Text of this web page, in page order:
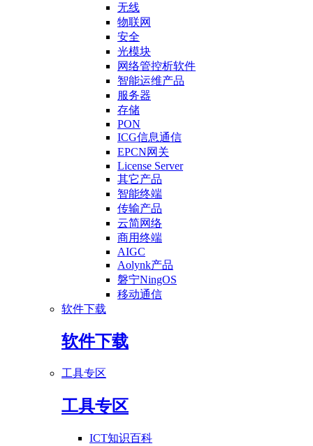
无线
物联网
安全
光模块
网络管控析软件
智能运维产品
服务器
存储
PON
ICG信息通信
EPCN网关
License Server
其它产品
智能终端
传输产品
云简网络
商用终端
AIGC
Aolynk产品
磐宁NingOS
移动通信
软件下载
软件下载
工具专区
工具专区
ICT知识百科